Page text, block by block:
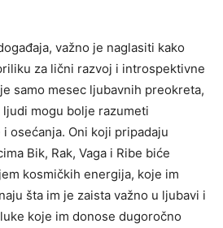
važno je naglasiti kako
za lični razvoj i introspektivne
samo mesec ljubavnih preokreta,
mogu bolje razumeti
osećanja. Oni koji pripadaju
Bik, Rak, Vaga i Ribe biće
kosmičkih energija, koje im
šta im je zaista važno u ljubavi i
koje im donose dugoročno